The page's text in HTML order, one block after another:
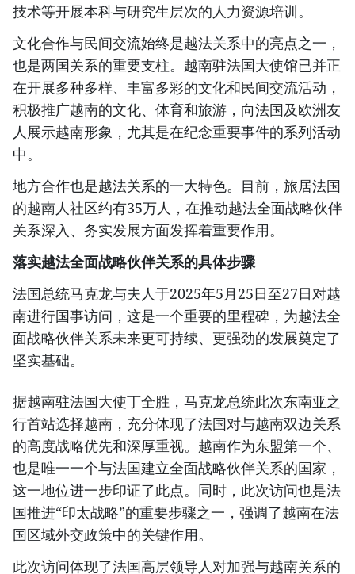
技术等开展本科与研究生层次的人力资源培训。
文化合作与民间交流始终是越法关系中的亮点之一，
也是两国关系的重要支柱。越南驻法国大使馆已并正
在开展多种多样、丰富多彩的文化和民间交流活动，
积极推广越南的文化、体育和旅游，向法国及欧洲友
人展示越南形象，尤其是在纪念重要事件的系列活动
中。
地方合作也是越法关系的一大特色。目前，旅居法国
的越南人社区约有35万人，在推动越法全面战略伙伴
关系深入、务实发展方面发挥着重要作用。
落实越法全面战略伙伴关系的具体步骤
法国总统马克龙与夫人于2025年5月25日至27日对越
南进行国事访问，这是一个重要的里程碑，为越法全
面战略伙伴关系未来更可持续、更强劲的发展奠定了
坚实基础。
据越南驻法国大使丁全胜，马克龙总统此次东南亚之
行首站选择越南，充分体现了法国对与越南双边关系
的高度战略优先和深厚重视。越南作为东盟第一个、
也是唯一一个与法国建立全面战略伙伴关系的国家，
这一地位进一步印证了此点。同时，此次访问也是法
国推进“印太战略”的重要步骤之一，强调了越南在法
国区域外交政策中的关键作用。
此次访问体现了法国高层领导人对加强与越南关系的